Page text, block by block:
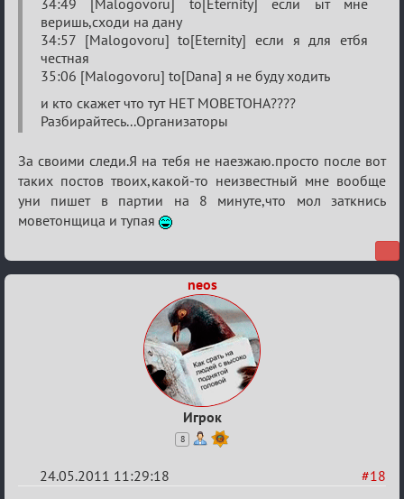
турнире
34:49 [Malogovoru] to[Eternity] если ыт мне
веришь,сходи на дану
34:57 [Malogovoru] to[Eternity] если я для етбя
честная
35:06 [Malogovoru] to[Dana] я не буду ходить
и кто скажет что тут НЕТ МОВЕТОНА????
Разбирайтесь...Организаторы
За своими следи.Я на тебя не наезжаю.просто после вот
таких постов твоих,какой-то неизвестный мне вообще
уни пишет в партии на 8 минуте,что мол заткнись
моветонщица и тупая
neos
Игрок
8
#18
24.05.2011 11:29:18